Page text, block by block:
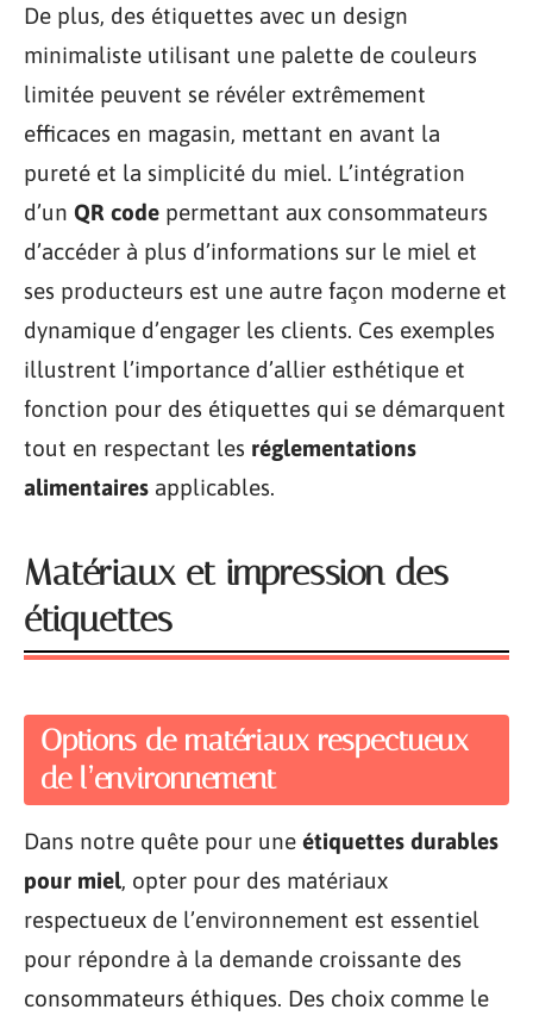
De plus, des étiquettes avec un design
minimaliste utilisant une palette de couleurs
limitée peuvent se révéler extrêmement
efficaces en magasin, mettant en avant la
pureté et la simplicité du miel. L’intégration
d’un QR code permettant aux consommateurs
d’accéder à plus d’informations sur le miel et
ses producteurs est une autre façon moderne et
dynamique d’engager les clients. Ces exemples
illustrent l’importance d’allier esthétique et
fonction pour des étiquettes qui se démarquent
tout en respectant les réglementations
alimentaires applicables.
Matériaux et impression des
étiquettes
Options de matériaux respectueux
de l’environnement
Dans notre quête pour une étiquettes durables
pour miel, opter pour des matériaux
respectueux de l’environnement est essentiel
pour répondre à la demande croissante des
consommateurs éthiques. Des choix comme le